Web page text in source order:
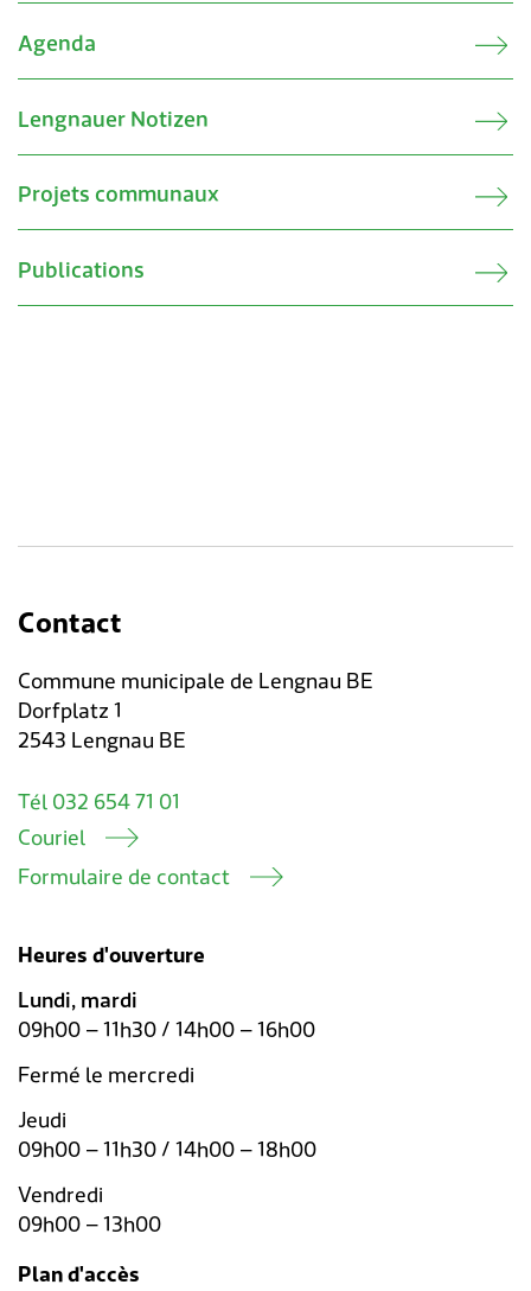
Agenda
Lengnauer Notizen
Projets communaux
Publications
Contact
Commune municipale de Lengnau BE
Dorfplatz 1
2543 Lengnau BE
Tél 032 654 71 01
Couriel
Formulaire de contact
Heures d'ouverture
Lundi, mardi
09h00 – 11h30 / 14h00 – 16h00
Fermé le mercredi
Jeudi
09h00 – 11h30 / 14h00 – 18h00
Vendredi
09h00 – 13h00
Plan d'accès